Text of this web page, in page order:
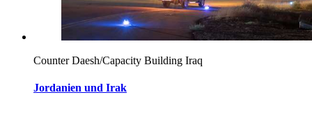
Counter Daesh/Capacity Building Iraq
Jordanien und Irak